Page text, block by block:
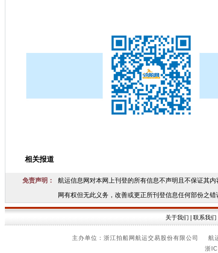
相关报道
免责声明：
航运信息网对本网上刊登的所有信息不声明且不保证其
网有权但无此义务，改善或更正所刊登信息任何部份之错
关于我们 联系我们
主办单位：浙江拍船网航运交易股份有限公司
浙